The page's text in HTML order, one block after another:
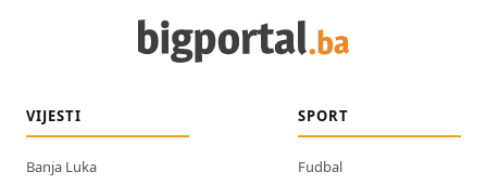
VIJESTI
Banja Luka
SPORT
Fudbal